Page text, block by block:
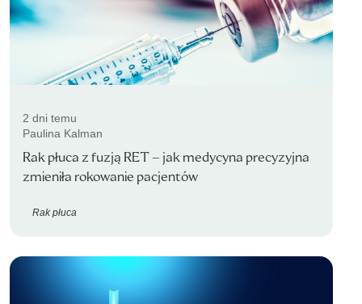
2 dni temu
Paulina Kalman
Rak płuca z fuzją RET – jak medycyna precyzyjna
zmieniła rokowanie pacjentów
Rak płuca